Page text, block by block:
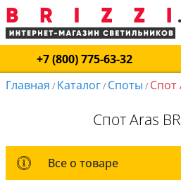
+7 (800) 775-63-32
Главная / Каталог/ Споты / Спот
Спот Aras
Все о товаре